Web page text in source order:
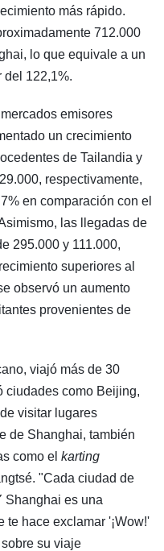
más rápido.
712.000
lo que equivale a un
del 122,1%.
emisores
un crecimiento
de Tailandia y
respectivamente,
en comparación con el
las llegadas de
295.000 y 111.000,
superiores al
observó un aumento
provenientes de
viajó más de 30
ciudades como Beijing,
visitar lugares
de Shanghai, también
como el karting
"Cada ciudad de
Shanghai es una
te hace exclamar '¡Wow!'
su viaje